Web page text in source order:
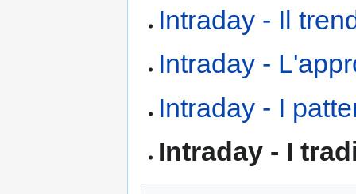
Intraday - Il
Intraday -
Intraday - I
Intraday - I